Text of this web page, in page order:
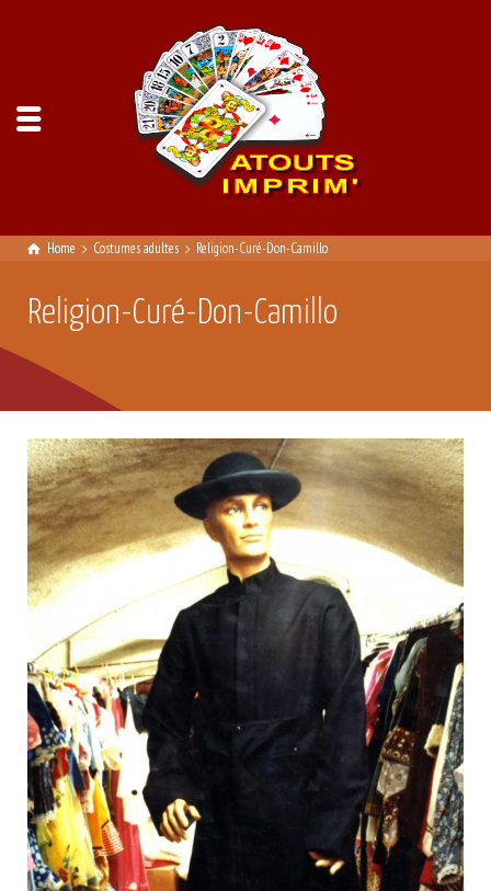
Home Costumes adultes Religion-Curé-Don-Camillo
Religion-Curé-Don-Camillo